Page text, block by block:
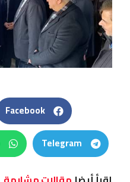
Facebook
Telegram